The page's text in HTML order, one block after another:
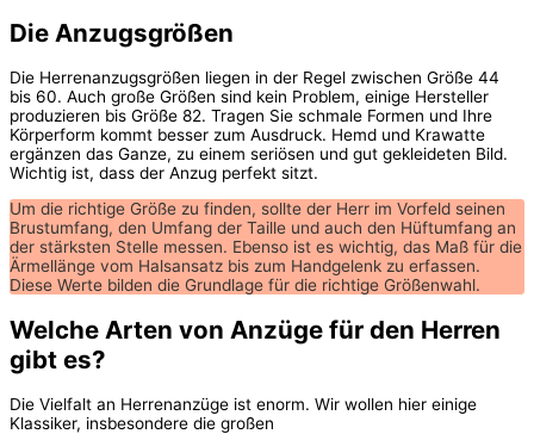
Die Anzugsgrößen
Die Herrenanzugsgrößen liegen in der Regel zwischen Größe 44
bis 60. Auch große Größen sind kein Problem, einige Hersteller
produzieren bis Größe 82. Tragen Sie schmale Formen und Ihre
Körperform kommt besser zum Ausdruck. Hemd und Krawatte
ergänzen das Ganze, zu einem seriösen und gut gekleideten Bild.
Wichtig ist, dass der Anzug perfekt sitzt.
Um die richtige Größe zu finden, sollte der Herr im Vorfeld seinen
Brustumfang, den Umfang der Taille und auch den Hüftumfang an
der stärksten Stelle messen. Ebenso ist es wichtig, das Maß für die
Ärmellänge vom Halsansatz bis zum Handgelenk zu erfassen.
Diese Werte bilden die Grundlage für die richtige Größenwahl.
Welche Arten von Anzüge für den Herren
gibt es?
Die Vielfalt an Herrenanzüge ist enorm. Wir wollen hier einige
Klassiker, insbesondere die großen